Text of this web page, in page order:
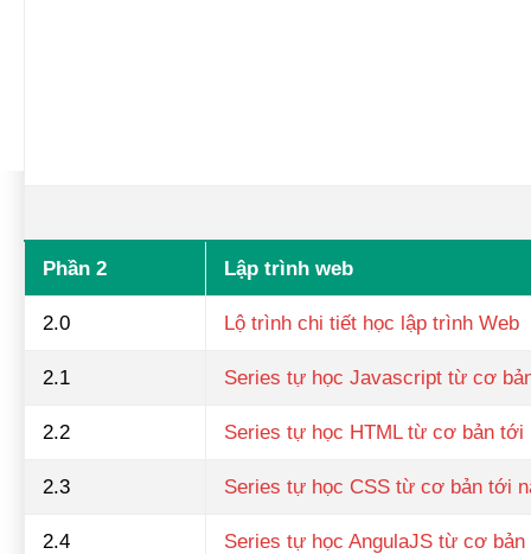
Phần 2 Lập trình web
2.0 Lộ trình chi tiết học lập trình Web
2.1 Series tự học Javascript từ cơ
2.2 Series tự học HTML từ cơ bản tới
2.3 Series tự học CSS từ cơ bản tới
2.4 Series tự học AngulaJS từ cơ